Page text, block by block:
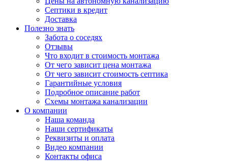
Септики в кредит
Доставка
Полезно знать
Забота о соседях
Отзывы
Что входит в стоимость монтажа
От чего зависит цена монтажа
От чего зависит стоимость септика
Гарантийные условия
Подробное описание работ
Схемы монтажа канализации
О компании
Наша команда
Наши сертификаты
Реквизиты и оплата
Видео компании
Контакты офиса